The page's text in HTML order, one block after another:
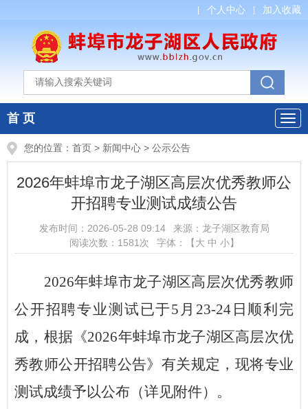
个人中心 加入收藏
首 页
您的位置： 首页 > 新闻中心 > 公示公告
2026年蚌埠市龙子湖区高层次优秀教师公
开招聘专业测试成绩公告
发布时间： 2026-05-28 09:14 来源： 龙子湖区教育局
阅读次数： 1581 次 字体：【大 中 小】
2026年蚌埠市龙子湖区高层次优秀教师
公开招聘专业测试已于5月23-24日顺利完
成，根据《2026年蚌埠市龙子湖区高层次优
秀教师公开招聘公告》有关规定，现将专业
测试成绩予以公布（详见附件）。